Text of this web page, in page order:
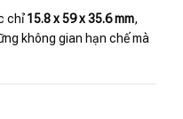
chỉ15.8 x 59 x 35.6 mm,
không gian hạn chế mà